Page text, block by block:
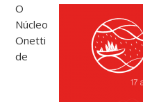
O
Núcleo
Onetti
de